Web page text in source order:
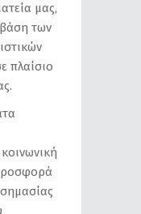
μας,
των
πλαίσιο